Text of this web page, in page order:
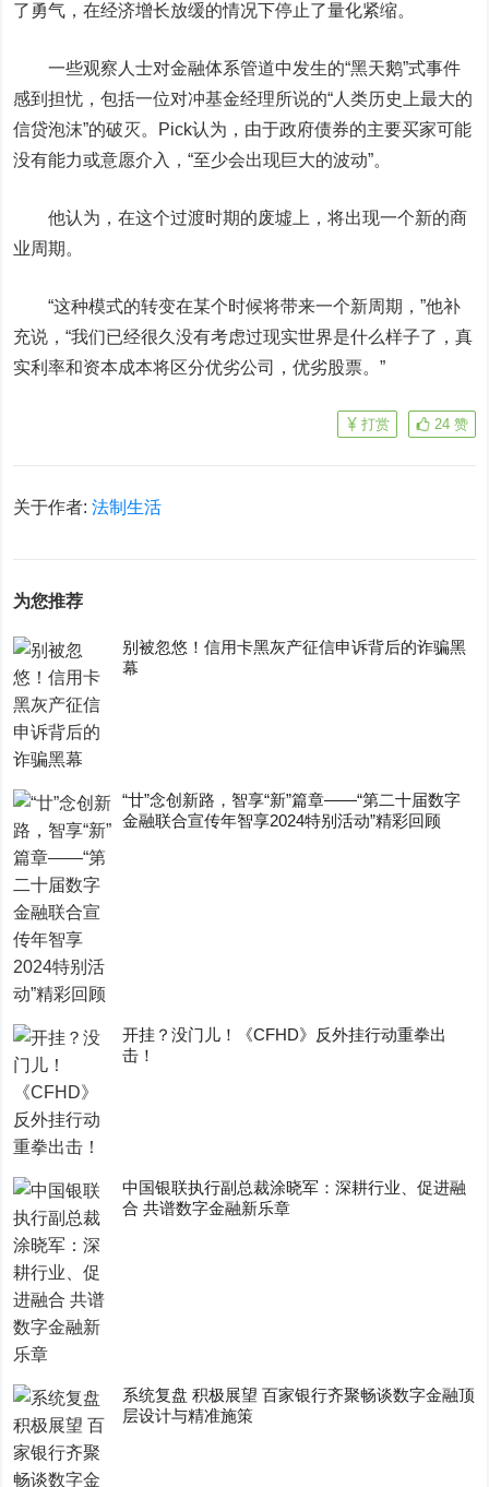
了勇气，在经济增长放缓的情况下停止了量化紧缩。
一些观察人士对金融体系管道中发生的“黑天鹅”式事件
感到担忧，包括一位对冲基金经理所说的“人类历史上最大的
信贷泡沫”的破灭。Pick认为，由于政府债券的主要买家可能
没有能力或意愿介入，“至少会出现巨大的波动”。
他认为，在这个过渡时期的废墟上，将出现一个新的商
业周期。
“这种模式的转变在某个时候将带来一个新周期，”他补
充说，“我们已经很久没有考虑过现实世界是什么样子了，真
实利率和资本成本将区分优劣公司，优劣股票。”
24 赞
打赏
关于作者:法制生活
为您推荐
别被忽悠！信用卡黑灰产征信申诉背后的诈骗黑
幕
“廿”念创新路，智享“新”篇章——“第二十届数字
金融联合宣传年智享2024特别活动”精彩回顾
开挂？没门儿！《CFHD》反外挂行动重拳出
击！
中国银联执行副总裁涂晓军：深耕行业、促进融
合 共谱数字金融新乐章
系统复盘 积极展望 百家银行齐聚畅谈数字金融顶
层设计与精准施策